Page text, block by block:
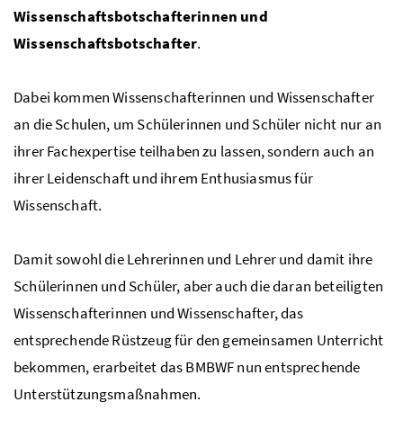
Wissenschaftsbotschafterinnen und
Wissenschaftsbotschafter.
Dabei kommen Wissenschafterinnen und Wissenschafter
an die Schulen, um Schülerinnen und Schüler nicht nur an
ihrer Fachexpertise teilhaben zu lassen, sondern auch an
ihrer Leidenschaft und ihrem Enthusiasmus für
Wissenschaft.
Damit sowohl die Lehrerinnen und Lehrer und damit ihre
Schülerinnen und Schüler, aber auch die daran beteiligten
Wissenschafterinnen und Wissenschafter, das
entsprechende Rüstzeug für den gemeinsamen Unterricht
bekommen, erarbeitet dasBMBWFnun entsprechende
Unterstützungsmaßnahmen.